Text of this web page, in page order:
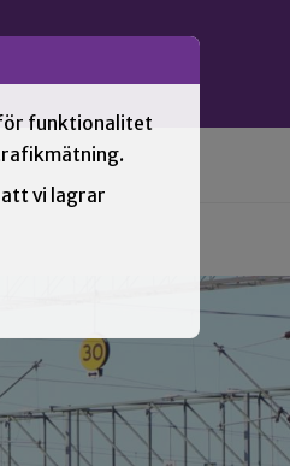
funktionalitet
vi lagrar